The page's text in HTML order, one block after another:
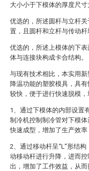
大小小于下模体的厚度尺寸
优选的，所述圆杆与立杆
置，且圆杆和立杆与传动杆
优选的，所述上模体的下
体与连接块构成卡合结构。
与现有技术相比，本实用
降温功能的塑胶模具，具
较快，便于进行快速脱模，
1、通过下模体的内部设置
制冷机控制制冷管对下模
快速成型，增加了生产效率
2、通过移动杆呈“L”形结
动移动杆进行升降，进而
出，增加了工作效益，从而